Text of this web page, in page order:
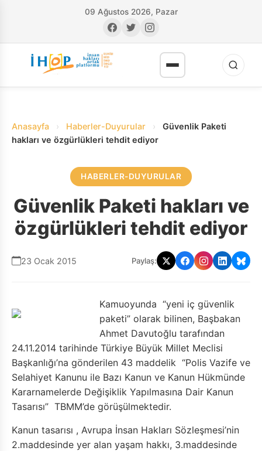
09 Ağustos 2026, Pazar
Anasayfa › Haberler-Duyurular ›
Güvenlik Paketi
hakları ve özgürlükleri tehdit ediyor
HABERLER-DUYURULAR
Güvenlik Paketi hakları ve
özgürlükleri tehdit ediyor
23 Ocak 2015 Paylaş:
Kamuoyunda “yeni iç güvenlik
paketi” olarak bilinen, Başbakan
Ahmet Davutoğlu tarafından
24.11.2014 tarihinde Türkiye Büyük Millet Meclisi
Başkanlığı’na gönderilen 43 maddelik “Polis Vazife ve
Selahiyet Kanunu ile Bazı Kanun ve Kanun Hükmünde
Kararnamelerde Değişiklik Yapılmasına Dair Kanun
Tasarısı” TBMM’de görüşülmektedir.
Kanun tasarısı , Avrupa İnsan Hakları Sözleşmesi’nin
2.maddesinde yer alan yaşam hakkı, 3.maddesinde